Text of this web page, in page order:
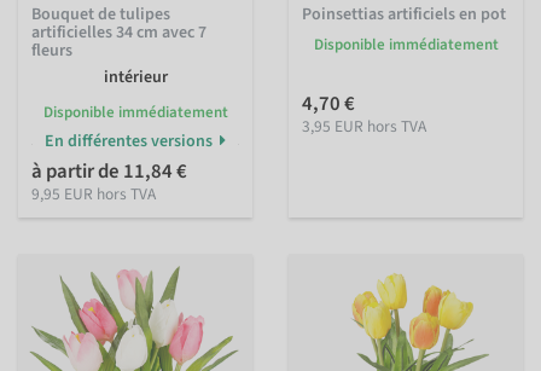
Bouquet de tulipes
artificielles 34 cm avec 7
fleurs
intérieur
Disponible immédiatement
En différentes versions
à partir de 11,84 €
9,95 EUR hors TVA
Poinsettias artificiels en pot
Disponible immédiatement
4,70 €
3,95 EUR hors TVA